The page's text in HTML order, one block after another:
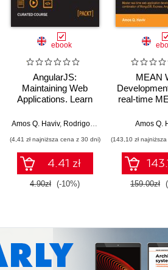
Robert Onodi
ebook
AngularJS:
Maintaining Web
Applications. Learn
stack web
Amos Q. Haviv, Rodrigo Branas Matthew
(4,41 zł najniższa cena z 30 dni)
4.41 zł
4.90zł (-10%)
MEAN
real-time
construct
application
MongoDB,
Amos Q.
(143,10 zł
159.00zł